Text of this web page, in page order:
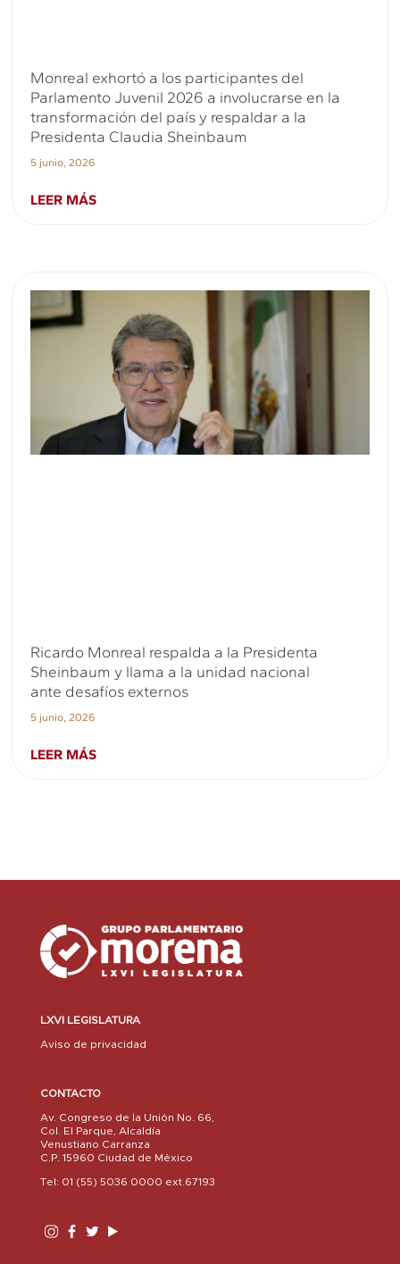
Monreal exhortó a los participantes del
Parlamento Juvenil 2026 a involucrarse en la
transformación del país y respaldar a la
Presidenta Claudia Sheinbaum
5 junio, 2026
LEER MÁS
Ricardo Monreal respalda a la Presidenta
Sheinbaum y llama a la unidad nacional
ante desafíos externos
5 junio, 2026
LEER MÁS
LXVI LEGISLATURA
Aviso de privacidad
CONTACTO
Av. Congreso de la Unión No. 66,
Col. El Parque, Alcaldía
Venustiano Carranza
C.P. 15960 Ciudad de México
Tel: 01 (55) 5036 0000 ext.67193